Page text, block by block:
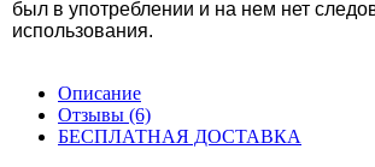
был в употреблении и на нем нет
использования.
Описание
Отзывы (6)
БЕСПЛАТНАЯ ДОСТАВКА